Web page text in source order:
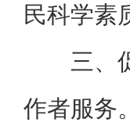
民科学素
三、
作者服务。